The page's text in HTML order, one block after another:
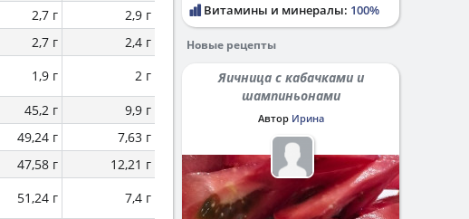
2,7 г
2,9 г
2,7 г
2,4 г
1,9 г
2 г
45,2 г
9,9 г
49,24 г
7,63 г
47,58 г
12,21 г
51,24 г
7,4 г
Витамины и минералы: 100%
Новые рецепты
Яичница с кабачками и
шампиньонами
Автор Ирина